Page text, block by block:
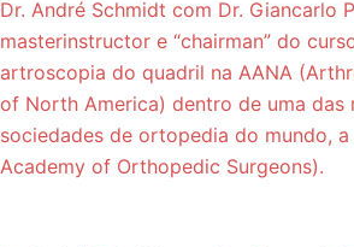
Dr. André Schmidt com Dr. Giancarlo
masterinstructor e “chairman” do
artroscopia do quadril na AANA
of North America) dentro de uma das
sociedades de ortopedia do mundo, a
Academy of Orthopedic Surgeons).